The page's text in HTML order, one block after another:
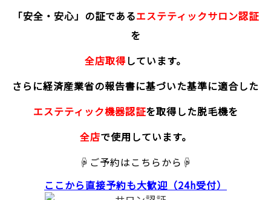
「安全・安心」の証であるエステティックサロン認証
を
全店取得しています。
さらに経済産業省の報告書に基づいた基準に適合した
エステティック機器認証を取得した脱毛機を
全店で使用しています。
☟ご予約はこちらから☟
ここから直接予約も大歓迎（24h受付）